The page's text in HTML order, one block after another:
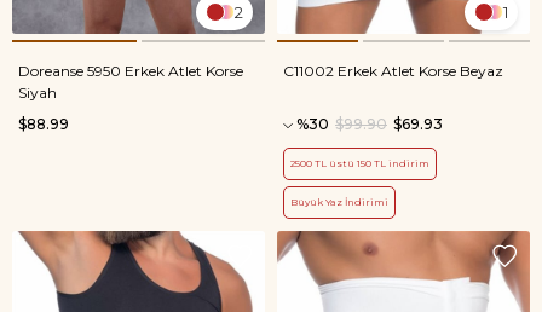
2
Doreanse 5950 Erkek Atlet Korse
Siyah
$88.99
1
C11002 Erkek Atlet Korse Beyaz
%30 $69.93
$99.90
2500 TL üstü 150 TL indirim
Büyük Yaz İndirimi